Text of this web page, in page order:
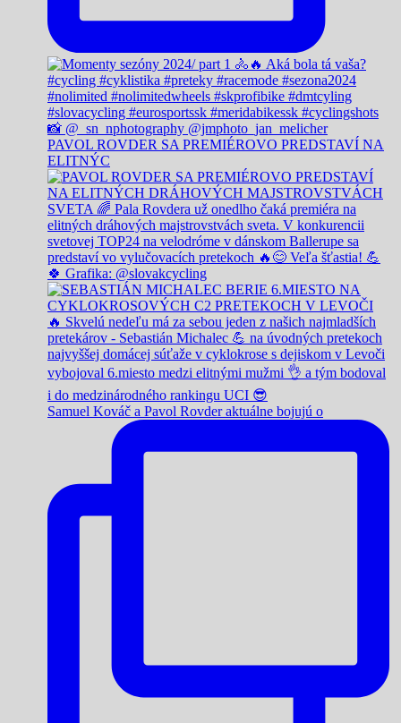
PAVOL ROVDER SA PREMIÉROVO PREDSTAVÍ NA
ELITNÝC
Samuel Kováč a Pavol Rovder aktuálne bojujú o